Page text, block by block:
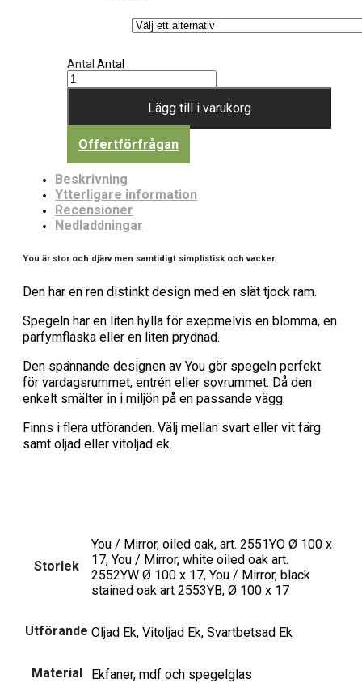
Antal Antal
Lägg till i varukorg
Offertförfrågan
Beskrivning
Ytterligare information
Recensioner
Nedladdningar
You är stor och djärv men samtidigt simplistisk och vacker.
Den har en ren distinkt design med en slät tjock ram.
Spegeln har en liten hylla för exepmelvis en blomma, en
parfymflaska eller en liten prydnad.
Den spännande designen av You gör spegeln perfekt
för vardagsrummet, entrén eller sovrummet. Då den
enkelt smälter in i miljön på en passande vägg.
Finns i flera utföranden. Välj mellan svart eller vit färg
samt oljad eller vitoljad ek.
Storlek
You / Mirror, oiled oak, art. 2551YO Ø 100 x
17, You / Mirror, white oiled oak art.
2552YW Ø 100 x 17, You / Mirror, black
stained oak art 2553YB, Ø 100 x 17
Utförande Oljad Ek, Vitoljad Ek, Svartbetsad Ek
Material Ekfaner, mdf och spegelglas